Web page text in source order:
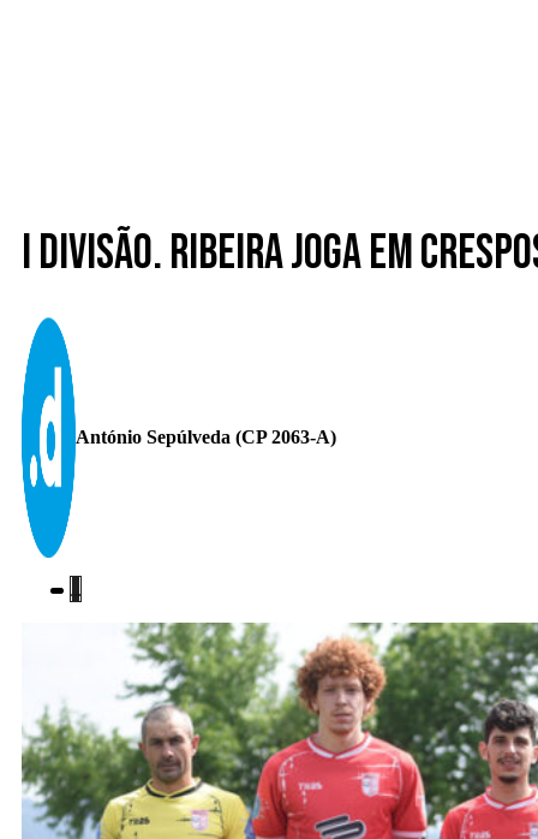
I divisão. Ribeira joga em
António Sepúlveda (CP 2063-A)